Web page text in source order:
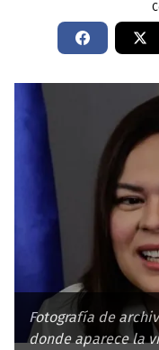
Fotografía de
donde aparece la